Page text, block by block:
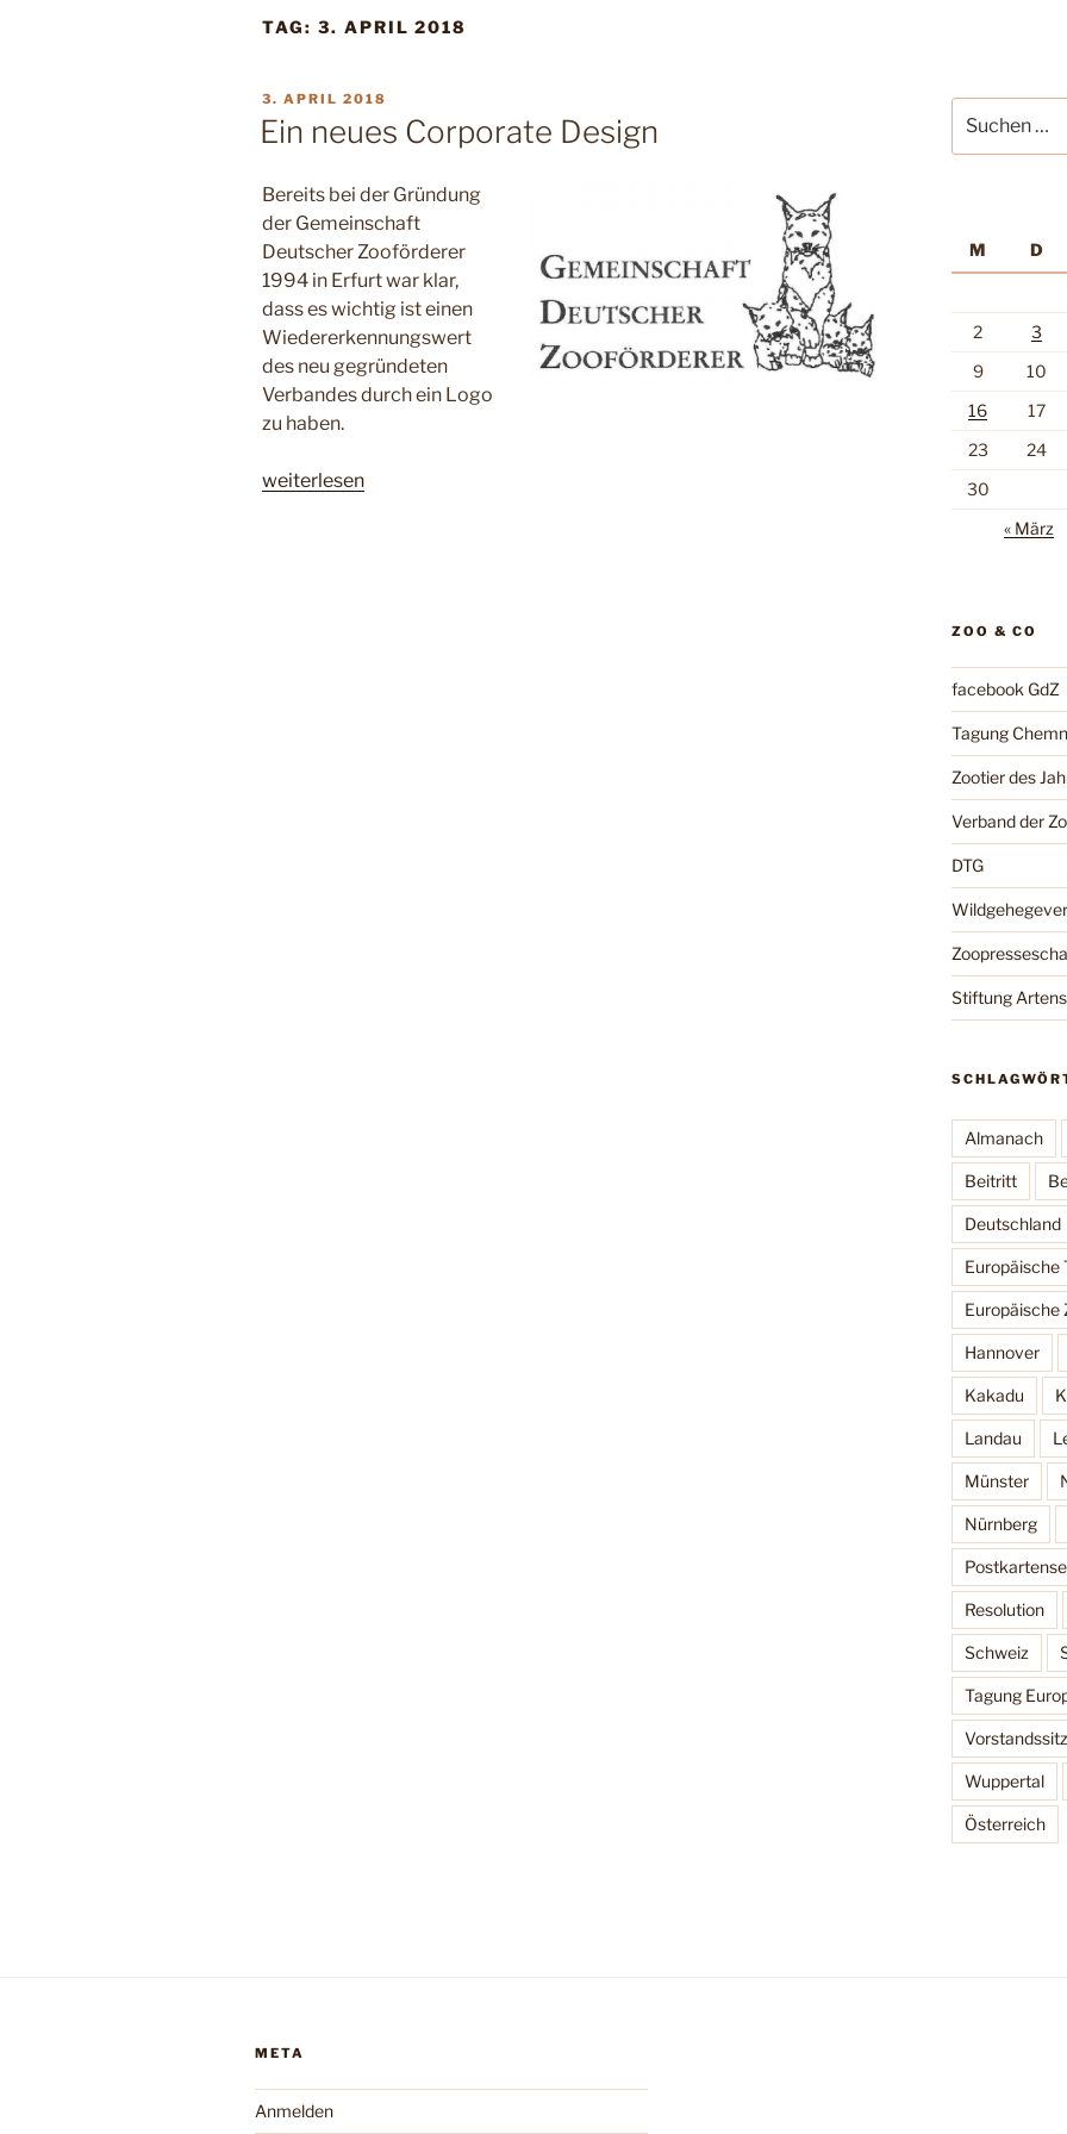
TAG: 3. APRIL 2018
VERÖFFENTLICHT
AM
3. APRIL 2018
Ein neues Corporate Design
Bereits bei der Gründung
der Gemeinschaft
Deutscher Zooförderer
1994 in Erfurt war klar,
dass es wichtig ist einen
Wiedererkennungswert
des neu gegründeten
Verbandes durch ein Logo
zu haben.
„Ein
weiterlesen
nach:
M
D
2
3
9
10
16
17
23
24
30
« März
ZOO & CO
facebook GdZ
Tagung
Zootier des
Verband der
DTG
Stiftung
Almanach
Beitritt
Deutschland
Europäische
Europäische
Hannover
Kakadu
Landau
Münster
Nürnberg
Resolution
Schweiz
Tagung
Wuppertal
Österreich
META
Anmelden